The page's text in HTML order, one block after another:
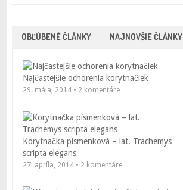
OBĽÚBENÉ ČLÁNKY NAJNOVŠIE ČLÁNKY
Najčastejšie ochorenia korytnačiek
29. mája, 2014 • 2 komentáre
Korytnačka písmenková – lat. Trachemys
scripta elegans
27. apríla, 2014 • 2 komentáre